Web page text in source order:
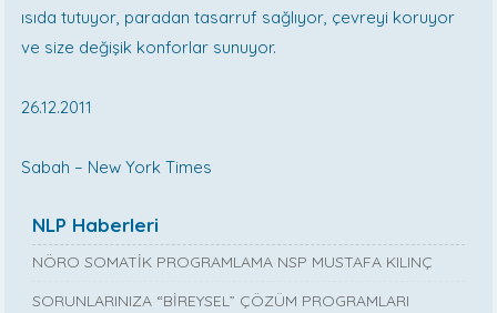
ısıda tutuyor, paradan tasarruf sağlıyor, çevreyi koruyor
ve size değişik konforlar sunuyor.
26.12.2011
Sabah – New York Times
NLP Haberleri
NÖRO SOMATİK PROGRAMLAMA NSP MUSTAFA KILINÇ
SORUNLARINIZA “BİREYSEL” ÇÖZÜM PROGRAMLARI